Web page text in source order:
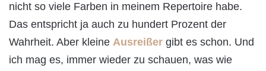
nicht so viele Farben in meinem Repertoire habe.
Das entspricht ja auch zu hundert Prozent der
Wahrheit. Aber kleine Ausreißer gibt es schon. Und
ich mag es, immer wieder zu schauen, was wie